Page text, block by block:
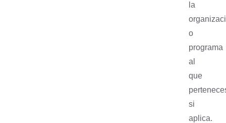
la
o
programa
al
que
si
aplica.